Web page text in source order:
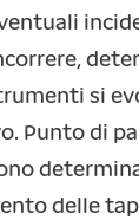
si
Punto di
delle